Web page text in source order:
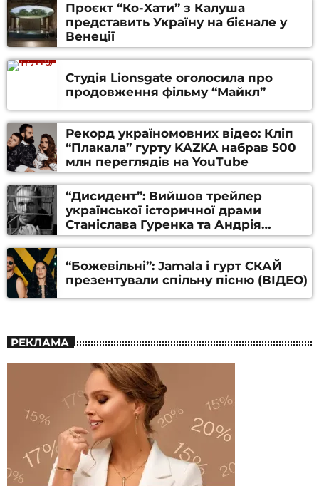
Проєкт “Ко-Хати” з Калуша
представить Україну на бієнале у
Венеції
Студія Lionsgate оголосила про
продовження фільму “Майкл”
Рекорд україномовних відео: Кліп
“Плакала” гурту KAZKA набрав 500
млн переглядів на YouTube
“Дисидент”: Вийшов трейлер
української історичної драми
Станіслава Гуренка та Андрія
Алфьорова (ВІДЕО)
“Божевільні”: Jamala і гурт СКАЙ
презентували спільну пісню (ВІДЕО)
РЕКЛАМА